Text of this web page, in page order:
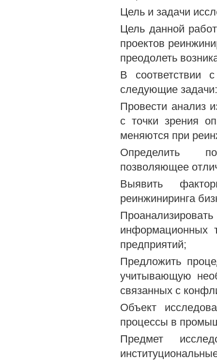
Цель и задачи
Цель данной
проектов
преодолеть
В соответствии
следующие задачи:
Провести анализ
с точки зрения
меняются при
Определить
позволяющее
Выявить
реинжиниринга
информационных
предприятий;
Предложить
учитывающую
связанных с
Объект
процессы в
Предмет